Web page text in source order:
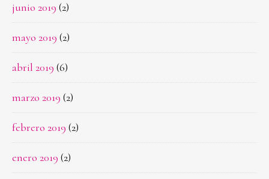
junio 2019 (2)
mayo 2019 (2)
abril 2019 (6)
marzo 2019 (2)
febrero 2019 (2)
enero 2019 (2)